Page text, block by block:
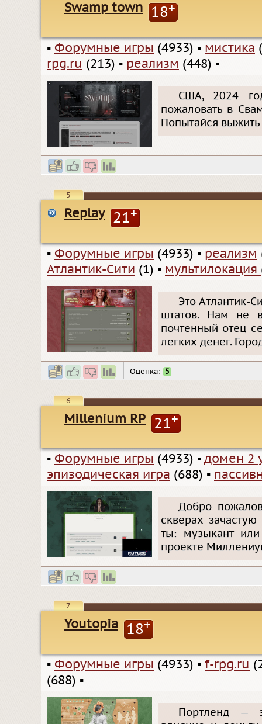
Swamp town 18+
▪ Форумные игры (4933) ▪ мистика
rpg.ru (213) ▪ реализм (448) ▪
США, 2024
пожаловать в
Попытайся выжить
5
Replay 21+
▪ Форумные игры (4933) ▪ реализм
Атлантик-Сити (1) ▪ мультилокация
Это Атлантик-
штатов. Нам не
почтенный отец
легких денег.
Оценка: 5
6
Millenium RP 21+
▪ Форумные игры (4933) ▪ домен 2
эпизодическая игра (688) ▪
Добро
скверах
ты: музыкант
проекте
7
Youtopia 18+
▪ Форумные игры (4933) ▪ f-rpg.ru
(688) ▪
Портленд —